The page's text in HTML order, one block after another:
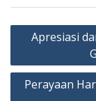
Post
navigation
Apresiasi
Perayaan